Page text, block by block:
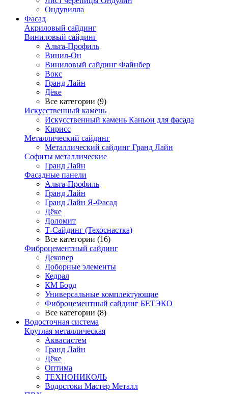
Ондувилла
Фасад
Акриловый сайдинг
Виниловый сайдинг
Альта-Профиль
Винил-Он
Виниловый сайдинг Файнбер
Вокс
Гранд Лайн
Дёке
Все категории (9)
Искусственный камень
Искусственный камень Каньон для фасада
Кирисс
Металлический сайдинг
Металлический сайдинг Гранд Лайн
Софиты металлические
Гранд Лайн
Фасадные панели
Альта-Профиль
Гранд Лайн
Гранд Лайн Я-Фасад
Дёке
Доломит
Т-Сайдинг (Техоснастка)
Все категории (16)
Фиброцементный сайдинг
Дековер
Доборные элементы
Кедрал
КМ Борд
Универсальные комплектующие
Фиброцементный сайдинг БЕТЭКО
Все категории (8)
Водосточная система
Круглая металлическая
Аквасистем
Гранд Лайн
Дёке
Оптима
ТЕХНОНИКОЛЬ
Водостоки Мастер Металл